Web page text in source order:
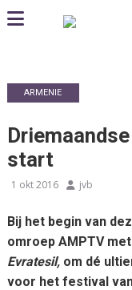
ARMENIE
start
1 okt 2016 jvb
Bij het begin van
omroep AMPTV
Evratesil,om dé
voor het festival